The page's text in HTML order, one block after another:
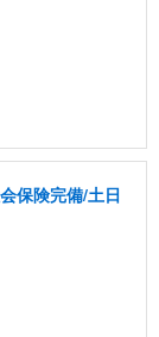
保険完備/土日